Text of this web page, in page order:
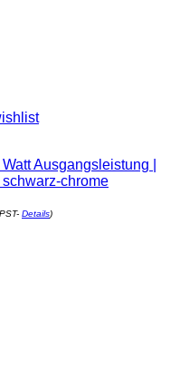
Ausgangsleistung |
chrome
Details)